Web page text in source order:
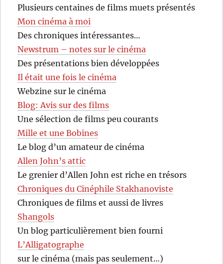
Plusieurs centaines de films muets présentés
Mon cinéma à moi
Des chroniques intéressantes…
Newstrum – notes sur le cinéma
Des présentations bien développées
Il était une fois le cinéma
Webzine sur le cinéma
Blog: Avis sur des films
Une sélection de films peu courants
Mille et une Bobines
Le blog d’un amateur de cinéma
Allen John’s attic
Le grenier d’Allen John est riche en trésors
Chroniques du Cinéphile Stakhanoviste
Chroniques de films et aussi de livres
Shangols
Un blog particulièrement bien fourni
L’Alligatographe
sur le cinéma (mais pas seulement…)